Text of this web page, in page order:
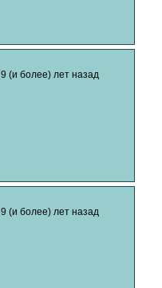
9 (и более) лет назад
9 (и более) лет назад